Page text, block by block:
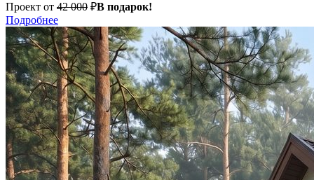
Проект от 42 000 ₽В подарок!
Подробнее